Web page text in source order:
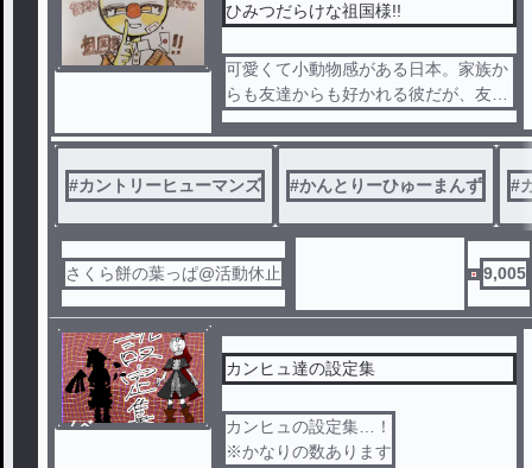
ひみつだらけな祖国様!!
可愛くて小動物感がある日本。家族か
らも友達からも好かれる彼だが、友達
には決して言えない日本家だけの秘密
があるらしく……？
果たして、日本家の秘密とは何なのか
？
コメディ満載！日本総受け・日本愛さ
れの物語が幕を開けるー！
#カントリーヒューマンズ #かんとりーひゅーまんず #
さくら餅の葉っぱ@活動休止 9,005
ノベ
カンヒュ達の設定集
カンヒュの設定集…！
※かなりの数あります